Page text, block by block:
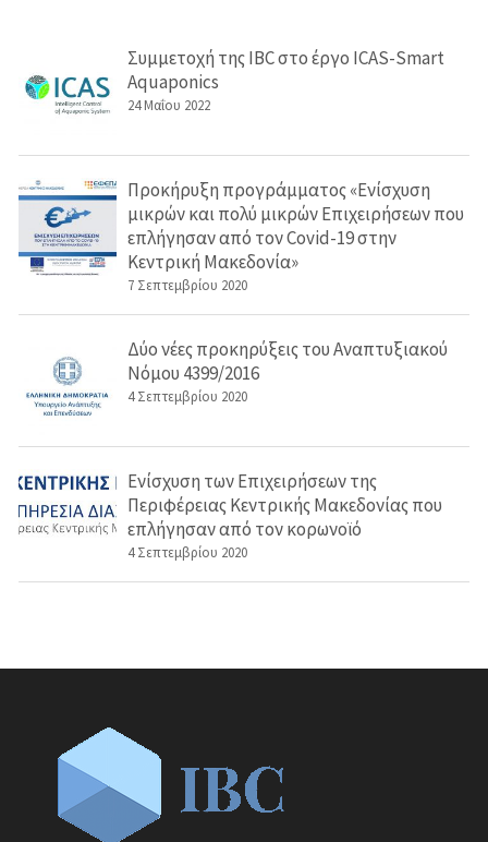
Συμμετοχή της IBC στο έργο ICAS-Smart
Aquaponics
24 Μαΐου 2022
Προκήρυξη προγράμματος «Ενίσχυση
μικρών και πολύ μικρών Επιχειρήσεων που
επλήγησαν από τον Covid-19 στην
Κεντρική Μακεδονία»
7 Σεπτεμβρίου 2020
Δύο νέες προκηρύξεις του Αναπτυξιακού
Νόμου 4399/2016
4 Σεπτεμβρίου 2020
Ενίσχυση των Επιχειρήσεων της
Περιφέρειας Κεντρικής Μακεδονίας που
επλήγησαν από τον κορωνοϊό
4 Σεπτεμβρίου 2020